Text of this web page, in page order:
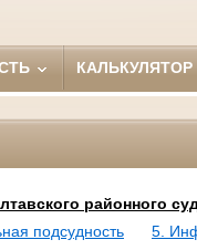
районного
подсудность
5.